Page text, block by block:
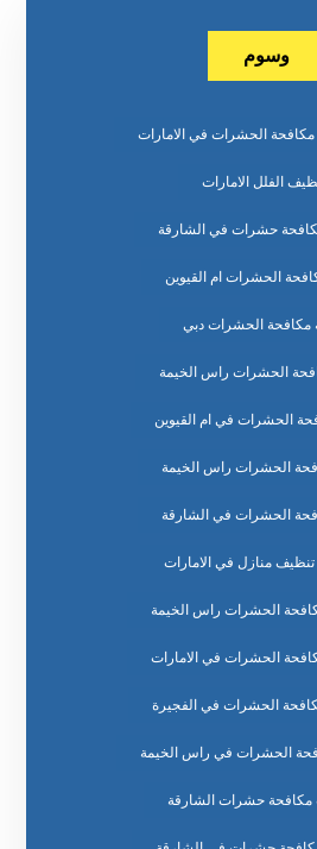
وسوم
الحشرات في الامارات
الفلل الامارات
حشرات في الشارقة
الحشرات ام القيوين
مكافحة الحشرات دبي
الحشرات راس الخيمة
الحشرات في ام القيوين
الحشرات راس الخيمة
الحشرات في الشارقة
منازل في الامارات
الحشرات راس الخيمة
الحشرات في الامارات
الحشرات في الفجيرة
الحشرات في راس الخيمة
حشرات الشارقة